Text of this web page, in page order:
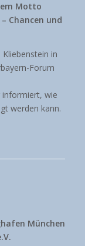
Motto
Chancen und
in
Forum
informiert, wie
werden kann.
München